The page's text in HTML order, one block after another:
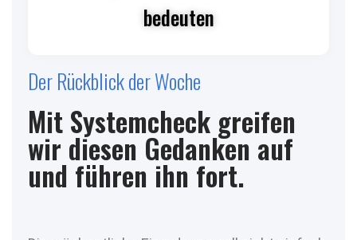
bedeuten
Der Rückblick der Woche
Mit Systemcheck greifen
wir diesen Gedanken auf
und führen ihn fort.